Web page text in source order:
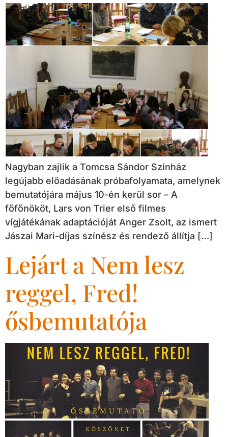
Nagyban zajlik a Tomcsa Sándor Színház
legújabb előadásának próbafolyamata, amelynek
bemutatójára május 10-én kerül sor – A
főfőnököt, Lars von Trier első filmes
vígjátékának adaptációját Anger Zsolt, az ismert
Jászai Mari-díjas színész és rendező állítja […]
Lejárt a Nem lesz
reggel, Fred!
ősbemutatója